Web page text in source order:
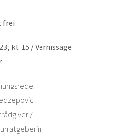
frei
kl. 15 / Vernissage
/